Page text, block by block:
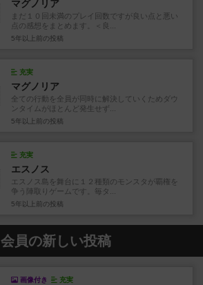
マグノリア
まだ１０回未満のプレイ回数ですが良い点と悪い
点の感想をまとめます。＜良...
5年以上前 の投稿
充実
マグノリア
全ての行動を全員が同時に解決していくためダウ
ンタイムがほとんど発生せず...
5年以上前 の投稿
充実
エスノス
エスノス島を舞台に１２種類のモンスタが覇権を
争う陣取りゲームです。毎タ...
5年以上前 の投稿
会員の新しい投稿
画像付き 充実